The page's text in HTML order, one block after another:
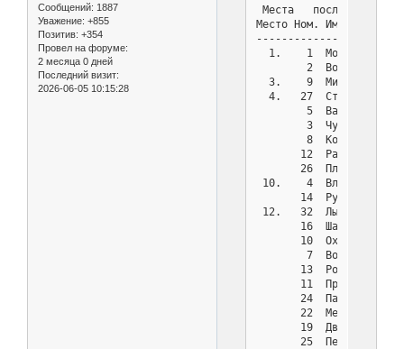
Сообщений: 1887
Уважение: +855
Позитив: +354
Провел на форуме:
2 месяца 0 дней
Последний визит:
2026-06-05 10:15:28
Места   после тура  7
Место Ном. Имя
1.    1  Моисеенко
2  Волович
3.    9  Михненко
4.   27  Стуков
5  Васильев
3  Чумаков
8  Комяков
12  Рагимли
26  Племяничев
10.    4  Власова
14  Рудаков
12.   32  Лытнев
16  Шатских
10  Охотников
7  Воронин
13  Романов
11  Проценко
24  Пастухова
22  Меркулов
19  Дворкин
25  Петрова